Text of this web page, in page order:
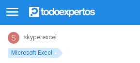
Microsoft Excel
skyperexcel